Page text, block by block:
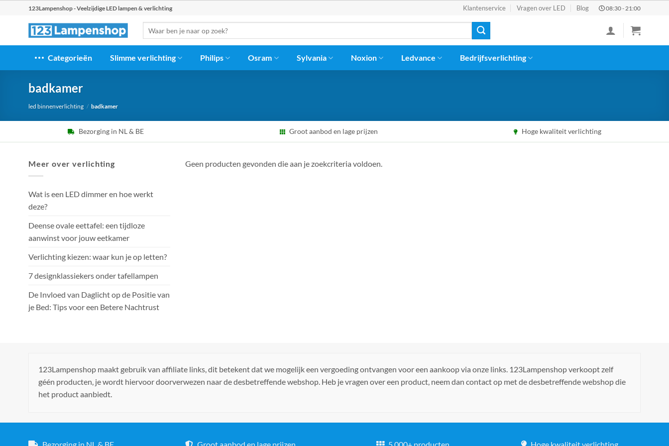
123Lampenshop - Veelzijdige LED lampen & verlichting Klantenservice Vragen over LED Blog 08:30 - 21:00
naar:
Categorieën Slimme verlichting Philips Osram Sylvania Noxion Ledvance Bedrijfsverlichting
badkamer
led binnenverlichting / badkamer
Bezorging in NL & BE Groot aanbod en lage prijzen Hoge kwaliteit verlichting
Meer over verlichting
Wat is een LED dimmer en hoe werkt
deze?
Deense ovale eettafel: een tijdloze
aanwinst voor jouw eetkamer
Verlichting kiezen: waar kun je op letten?
7 designklassiekers onder tafellampen
De Invloed van Daglicht op de Positie van
je Bed: Tips voor een Betere Nachtrust
Geen producten gevonden die aan je zoekcriteria voldoen.
123Lampenshop maakt gebruik van affiliate links, dit betekent dat we mogelijk een vergoeding ontvangen voor een aankoop via onze links. 123Lampenshop verkoopt zelf
géén producten, je wordt hiervoor doorverwezen naar de desbetreffende webshop. Heb je vragen over een product, neem dan contact op met de desbetreffende webshop die
het product aanbiedt.